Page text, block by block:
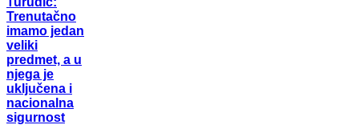
Trenutačno
imamo jedan
veliki
predmet, a u
njega je
uključena i
nacionalna
sigurnost